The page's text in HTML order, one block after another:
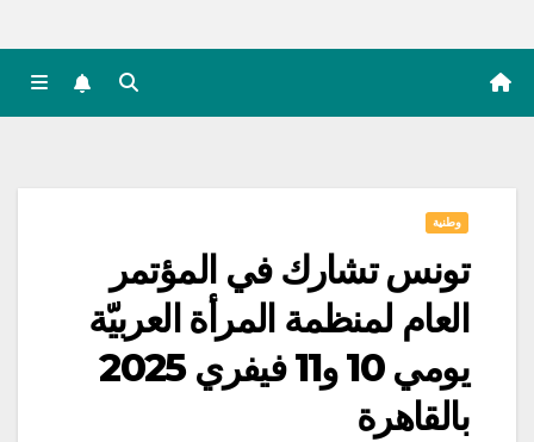
وطنية
تونس تشارك في المؤتمر
العام لمنظمة المرأة العربيّة
يومي 10 و11 فيفري 2025
بالقاهرة